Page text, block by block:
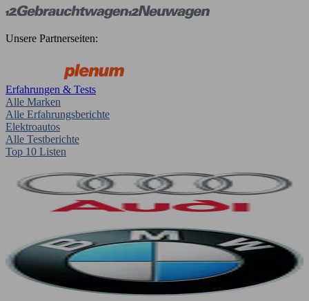
Unsere Partnerseiten:
Erfahrungen & Tests
Alle Marken
Alle Erfahrungsberichte
Elektroautos
Alle Testberichte
Top 10 Listen